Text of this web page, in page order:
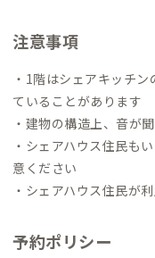
注意事項
・1階はシェアキッチ
ていることがあります
・建物の構造上、音が
・シェアハウス住民も
意ください
・シェアハウス住民が
予約ポリシー